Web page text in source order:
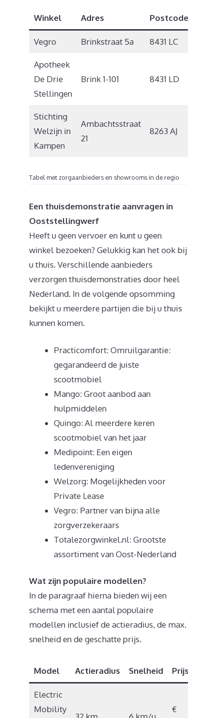
Winkel Adres Postcode
Vegro Brinkstraat 5a 8431 LC
Apotheek
De Drie
Stellingen
Brink 1-101 8431 LD
Stichting
Welzijn in
Kampen
Ambachtsstraat
21
8263 AJ
Tabel met zorgaanbieders en showrooms in de regio
Een thuisdemonstratie aanvragen in
Ooststellingwerf
Heeft u geen vervoer en kunt u geen
winkel bezoeken? Gelukkig kan het ook bij
u thuis. Verschillende aanbieders
verzorgen thuisdemonstraties door heel
Nederland. In de volgende opsomming
bekijkt u meerdere partijen die bij u thuis
kunnen komen.
Practicomfort: Omruilgarantie:
gegarandeerd de juiste
scootmobiel
Mango: Groot aanbod aan
hulpmiddelen
Quingo: Al meerdere keren
scootmobiel van het jaar
Medipoint: Een eigen
ledenvereniging
Welzorg: Mogelijkheden voor
Private Lease
Vegro: Partner van bijna alle
zorgverzekeraars
Totalezorgwinkel.nl: Grootste
assortiment van Oost-Nederland
Wat zijn populaire modellen?
In de paragraaf hierna bieden wij een
schema met een aantal populaire
modellen inclusief de actieradius, de max.
snelheid en de geschatte prijs.
Model Actieradius Snelheid Prijs
Electric
Mobility
€